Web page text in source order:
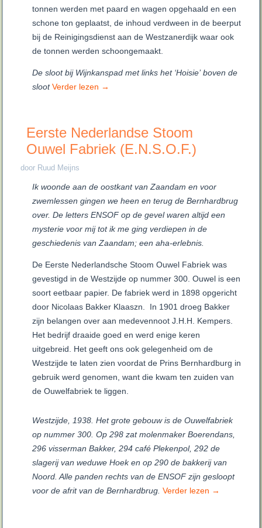
tonnen werden met paard en wagen opgehaald en een
schone ton geplaatst, de inhoud verdween in de beerput
bij de Reinigingsdienst aan de Westzanerdijk waar ook
de tonnen werden schoongemaakt.
De sloot bij Wijnkanspad met links het ‘Hoisie’ boven de
sloot Verder lezen →
Eerste Nederlandse Stoom
Ouwel Fabriek (E.N.S.O.F.)
door Ruud Meijns
Ik woonde aan de oostkant van Zaandam en voor
zwemlessen gingen we heen en terug de Bernhardbrug
over. De letters ENSOF op de gevel waren altijd een
mysterie voor mij tot ik me ging verdiepen in de
geschiedenis van Zaandam; een aha-erlebnis.
De Eerste Nederlandsche Stoom Ouwel Fabriek was
gevestigd in de Westzijde op nummer 300. Ouwel is een
soort eetbaar papier. De fabriek werd in 1898 opgericht
door Nicolaas Bakker Klaaszn. In 1901 droeg Bakker
zijn belangen over aan medevennoot J.H.H. Kempers.
Het bedrijf draaide goed en werd enige keren
uitgebreid. Het geeft ons ook gelegenheid om de
Westzijde te laten zien voordat de Prins Bernhardburg in
gebruik werd genomen, want die kwam ten zuiden van
de Ouwelfabriek te liggen.
Westzijde, 1938. Het grote gebouw is de Ouwelfabriek
op nummer 300. Op 298 zat molenmaker Boerendans,
296 visserman Bakker, 294 café Plekenpol, 292 de
slagerij van weduwe Hoek en op 290 de bakkerij van
Noord. Alle panden rechts van de ENSOF zijn gesloopt
voor de afrit van de Bernhardbrug. Verder lezen →